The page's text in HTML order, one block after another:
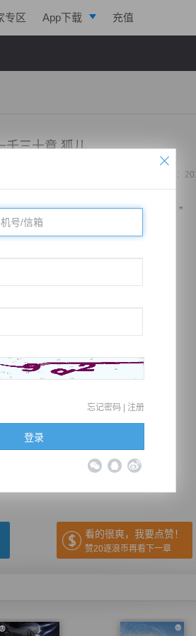
专区 App下载 充值
千三十章 狐儿
更新时间：2020-09-23 23:37 字数：
了，而且死在无尽的恐惧之中。”
对战神妃出手……”
是谁他可比任何人都要清楚。
荐在手机上阅读本书
下一章 快捷键→）
看的很爽，我要点赞！
赞20逐浪币再看下一章
忘记密码 | 注册
登录